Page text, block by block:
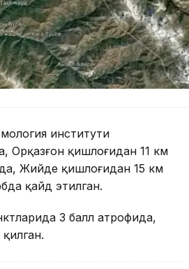
институти
Орқазғон қишлоғидан 11 км
Жийде қишлоғидан 15 км
қайд этилган.
3 балл атрофида,